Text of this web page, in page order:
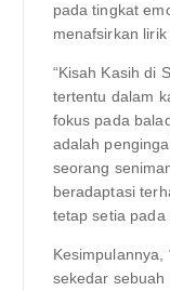
pada tingkat
menafsirkan
“Kisah Kasih di
tertentu dalam
fokus pada
adalah
seorang
beradaptasi
tetap setia pada
Kesimpulannya,
sekedar